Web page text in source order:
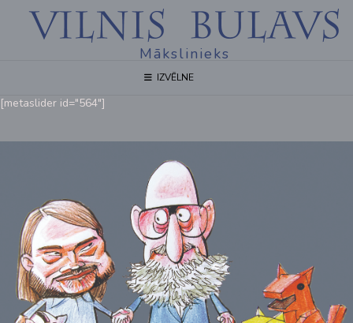
Mākslinieks
IZVĒLNE
[metaslider id="564"]